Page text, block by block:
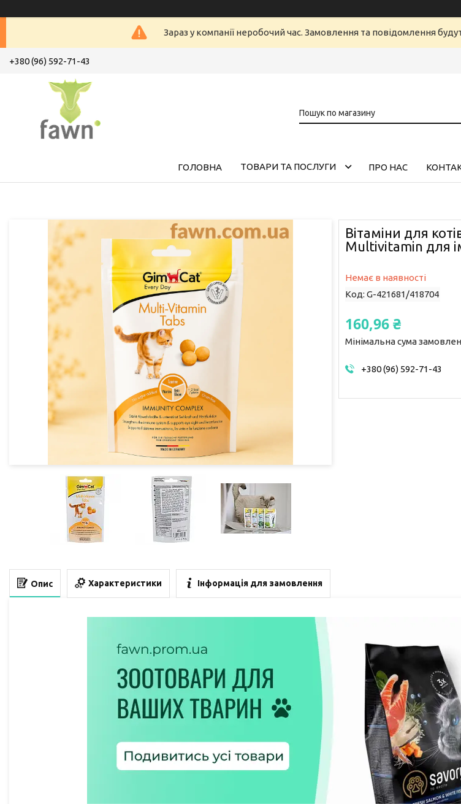
Зараз у компанії неробочий час. Замовлення та повідомлення
+380 (96) 592-71-43
ГОЛОВНА ТОВАРИ ТА ПОСЛУГИ ПРО НАС
Вітаміни для
Multivitamin для
Немає в наявності
Код: G-421681/418704
160,96 ₴
Мінімальна сума
+380 (96) 592-71-43
Опис Характеристики Інформація для замовлення